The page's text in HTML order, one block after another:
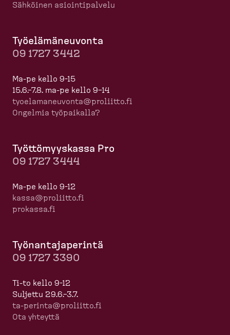
Sähköinen asioin­ti­palvelu
Työelä­mä­neuvonta
09 1727 3442
Ma-pe kello 9-15
15.6.–7.8. ma-pe kello 9–14
tyoela­ma­neuvonta@proliitto.fi
Ongelmia työpaikalla?
Työttö­myyskassa Pro
09 1727 3444
Ma-pe kello 9-12
kassa@proliitto.fi
prokassa.fi
Työnan­ta­ja­perintä
09 1727 3390
Ti-to kello 9-12
Suljettu 29.6.–3.7.
ta-​perinta@proliitto.fi
Ota yhteyttä